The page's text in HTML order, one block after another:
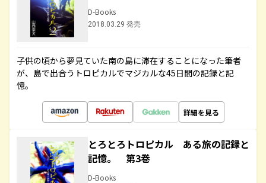
D-Books
2018.03.29 発売
子供の頃から夢見ていた南の島に滞在することになった筆者
が、島で出合うトロピカルでマジカルな45日間の記録と記
憶。
詳細を見る
とろとろトロピカル ある旅の記録と
記憶。 第3巻
D-Books